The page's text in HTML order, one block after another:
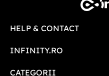
HELP & CONTACT
INFINITY.RO
CATEGORII